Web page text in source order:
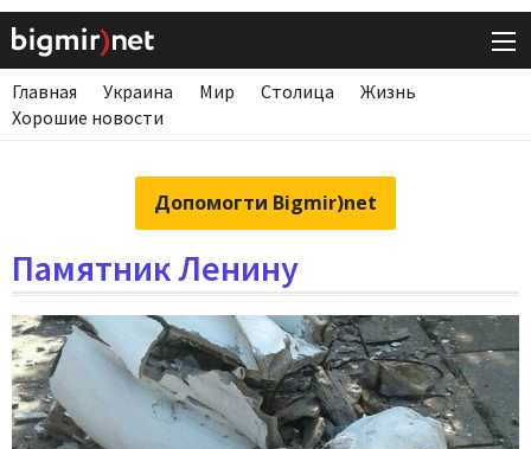
Главная Украина Мир Столица
Жизнь
Хорошие новости
Допомогти Bigmir)net
Памятник Ленину